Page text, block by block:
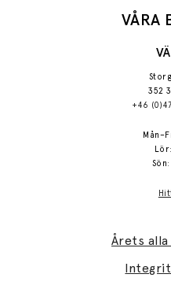
VÅRA
352
+46
Årets